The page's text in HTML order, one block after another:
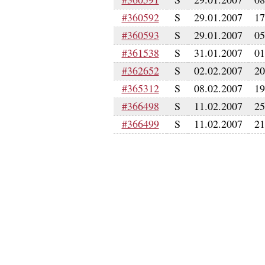
#360592
S 29.01.2007
#360593
S 29.01.2007
#361538
S 31.01.2007
#362652
S 02.02.2007
#365312
S 08.02.2007
#366498
S 11.02.2007
#366499
S 11.02.2007